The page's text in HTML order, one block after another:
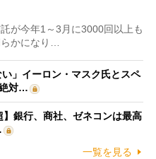
が今年1～3月に3000回以上も
かになり…
」イーロン・マスク氏とスペ
対…
】銀行、商社、ゼネコンは最高
一覧を見る